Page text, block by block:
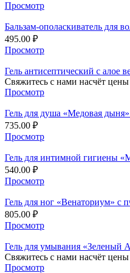
Просмотр
Бальзам-ополаскиватель для
495.00 ₽
Просмотр
Гель антисептический с алое
Свяжитесь с нами насчёт цены
Просмотр
Гель для душа «Медовая
735.00 ₽
Просмотр
Гель для интимной гигиены
540.00 ₽
Просмотр
Гель для ног «Венаториум» с
805.00 ₽
Просмотр
Гель для умывания «Зеленый
Свяжитесь с нами насчёт цены
Просмотр